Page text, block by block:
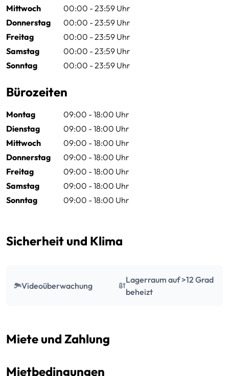
Mittwoch
00:00 - 23:59 Uhr
Donnerstag
00:00 - 23:59 Uhr
Freitag
00:00 - 23:59 Uhr
Samstag
00:00 - 23:59 Uhr
Sonntag
00:00 - 23:59 Uhr
Bürozeiten
Montag
09:00 - 18:00 Uhr
Dienstag
09:00 - 18:00 Uhr
Mittwoch
09:00 - 18:00 Uhr
Donnerstag
09:00 - 18:00 Uhr
Freitag
09:00 - 18:00 Uhr
Samstag
09:00 - 18:00 Uhr
Sonntag
09:00 - 18:00 Uhr
Sicherheit und Klima
Videoüberwachung
Lagerraum auf >12 Grad
beheizt
Miete und Zahlung
Mietbedingungen